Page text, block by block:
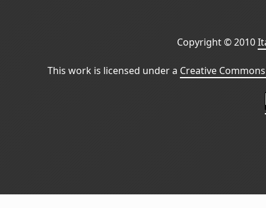
Copyright © 2010
This work is licensed under a Creative